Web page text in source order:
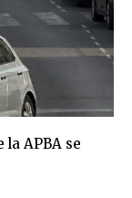
APBA se